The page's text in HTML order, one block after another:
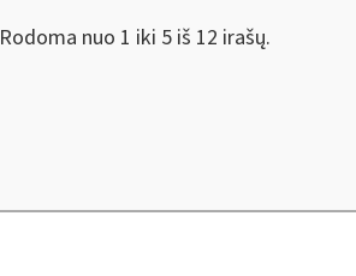
Rodoma nuo 1 iki 5 iš 12 irašų.